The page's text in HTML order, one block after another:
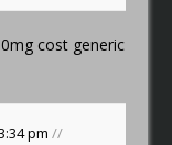
cost generic
pm//